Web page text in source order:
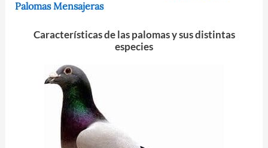
Palomas Mensajeras
Características de las palomas y sus distintas
especies